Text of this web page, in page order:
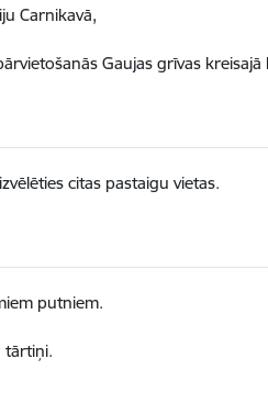
Carnikavā,
Gaujas grīvas kreisajā
citas pastaigu vietas.
putniem.
tārtiņi.